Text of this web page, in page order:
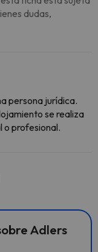
dudas,
persona jurídica.
se realiza
o profesional.
Adlers